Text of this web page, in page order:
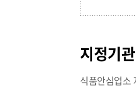
지정기
식품안심업소